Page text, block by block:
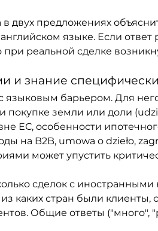
в двух предложениях
языке. Если
при реальной сделке
и знание
языковым барьером. Для
покупке земли или доли
ЕС, особенности
на B2B, umowa o dzieło,
может упустить
сделок с иностранными
каких стран были клиенты,
Общие ответы ("много",